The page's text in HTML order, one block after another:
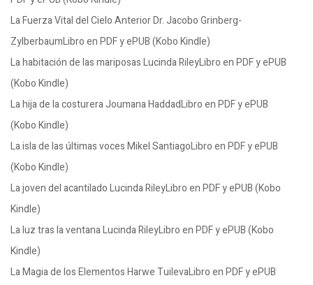
La Fuerza Vital del Cielo Anterior Dr. Jacobo Grinberg-
ZylberbaumLibro en PDF y ePUB (Kobo Kindle)
La habitación de las mariposas Lucinda RileyLibro en PDF y ePUB
(Kobo Kindle)
La hija de la costurera Joumana HaddadLibro en PDF y ePUB
(Kobo Kindle)
La isla de las últimas voces Mikel SantiagoLibro en PDF y ePUB
(Kobo Kindle)
La joven del acantilado Lucinda RileyLibro en PDF y ePUB (Kobo
Kindle)
La luz tras la ventana Lucinda RileyLibro en PDF y ePUB (Kobo
Kindle)
La Magia de los Elementos Harwe TuilevaLibro en PDF y ePUB